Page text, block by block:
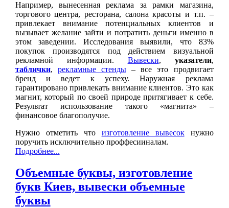
Например, вынесенная реклама за рамки магазина,
торгового центра, ресторана, салона красоты и т.п. –
привлекает внимание потенциальных клиентов и
вызывает желание зайти и потратить деньги именно в
этом заведении. Исследования выявили, что 83%
покупок производятся под действием визуальной
рекламной информации. Вывески, указатели,
таблички, рекламные стенды– все это продвигает
бренд и ведет к успеху. Наружная реклама
гарантировано привлекать внимание клиентов. Это как
магнит, который по своей природе притягивает к себе.
Результат использование такого «магнита» –
финансовое благополучие.
Нужно отметить что изготовление вывесокнужно
поручить исключительно проффесииналам.
Подробнее...
Объемные буквы, изготовление
букв Киев, вывески объемные
буквы